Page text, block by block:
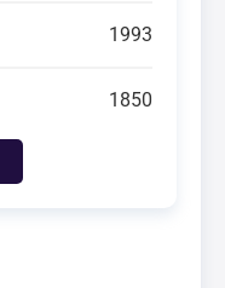
1993
1850